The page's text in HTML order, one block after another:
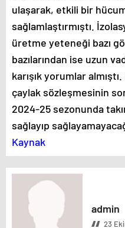
admin
23
ulaşarak, etkili bir
sağlamlaştırmıştı.
üretme yeteneği bazı
bazılarından ise uzun
karışık yorumlar
çaylak sözleşmesinin
2024-25 sezonunda
sağlayıp
Kaynak